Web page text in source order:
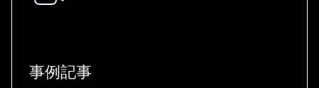
事例記事